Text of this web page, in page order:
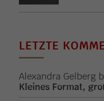
LETZTE
Alexandra Gelberg
Kleines Format,